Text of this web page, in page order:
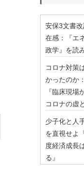
安保3文書
在感：『エ
政学』を読
コロナ対策
かったのか
『臨床現場
コロナの虚
少子化と人
を直視せよ
度経済成長
る』